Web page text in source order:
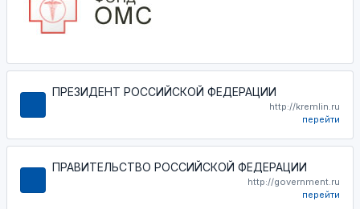
ПРЕЗИДЕНТ РОССИЙСКОЙ ФЕДЕРАЦИИ
http://kremlin.ru
перейти
ПРАВИТЕЛЬСТВО РОССИЙСКОЙ ФЕДЕРАЦИИ
http://government.ru
перейти